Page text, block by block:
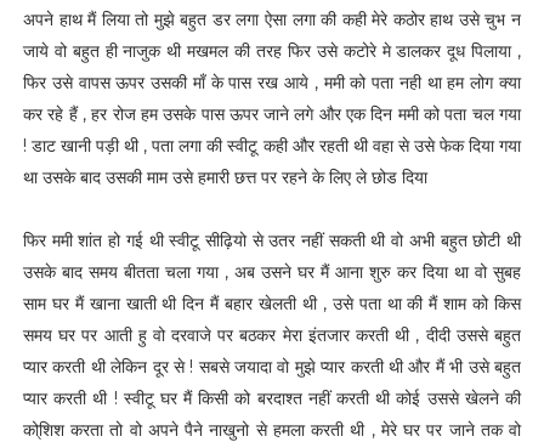
अपने हाथ मैं लिया तो मुझे बहुत डर लगा ऐसा लगा की कही मेरे कठोर हाथ उसे चुभ न
जाये वो बहुत ही नाजुक थी मखमल की तरह फिर उसे कटोरे मे डालकर दूध पिलाया ,
फिर उसे वापस ऊपर उसकी माँ के पास रख आये , ममी को पता नही था हम लोग क्या
कर रहे हैं , हर रोज हम उसके पास ऊपर जाने लगे और एक दिन ममी को पता चल गया
! डाट खानी पड़ी थी , पता लगा की स्वीटू कही और रहती थी वहा से उसे फेक दिया गया
था उसके बाद उसकी माम उसे हमारी छत्त पर रहने के लिए ले छोड दिया
फिर ममी शांत हो गई थी स्वीटू सीढ़ियो से उतर नहीं सकती थी वो अभी बहुत छोटी थी
उसके बाद समय बीतता चला गया , अब उसने घर मैं आना शुरु कर दिया था वो सुबह
साम घर मैं खाना खाती थी दिन मैं बहार खेलती थी , उसे पता था की मैं शाम को किस
समय घर पर आती हु वो दरवाजे पर बठकर मेरा इंतजार करती थी , दीदी उससे बहुत
प्यार करती थी लेकिन दूर से ! सबसे जयादा वो मुझे प्यार करती थी और मैं भी उसे बहुत
प्यार करती थी ! स्वीटू घर मैं किसी को बरदाश्त नहीं करती थी कोई उससे खेलने की
को्शिश करता तो वो अपने पैने नाखुनो से हमला करती थी , मेरे घर पर जाने तक वो